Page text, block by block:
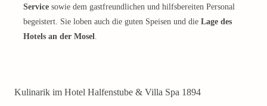
Service sowie dem gastfreundlichen und hilfsbereiten Personal
begeistert. Sie loben auch die guten Speisen und die Lage des
Hotels an der Mosel.
Kulinarik im Hotel Halfenstube & Villa Spa 1894